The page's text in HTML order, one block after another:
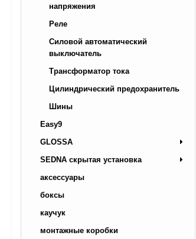
напряжения
Реле
Силовой автоматический
выключатель
Трансформатор тока
Цилиндрический предохранитель
Шины
Easy9
GLOSSA
SEDNA скрытая установка
аксессуары
боксы
каучук
монтажные коробки